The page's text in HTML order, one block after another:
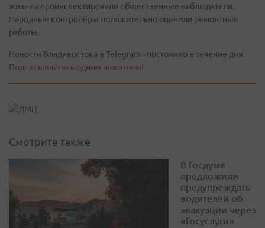
жизни» проинспектировали общественные наблюдатели.
Народные контролёры положительно оценили ремонтные
работы.
Новости Владивостока в Telegram - постоянно в течение дня.
Подписывайтесь одним нажатием!
Смотрите также
В Госдуме
предложили
предупреждать
водителей об
эвакуации через
«Госуслуги»